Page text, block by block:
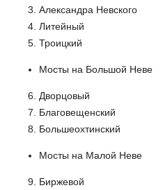
Александра Невского
Литейный
Троицкий
Мосты на Большой Неве
Дворцовый
Благовещенский
Большеохтинский
Мосты на Малой Неве
Биржевой